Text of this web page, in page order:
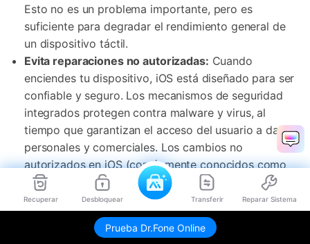
Recuperar Desbloquear Transferir Reparar Sistema
Prueba Dr.Fone Online
Esto no es un problema importante, pero es
suficiente para degradar el rendimiento general de
un dispositivo táctil.
Evita reparaciones no autorizadas: Cuando
enciendes tu dispositivo, iOS está diseñado para ser
confiable y seguro. Los mecanismos de seguridad
integrados protegen contra malware y virus, al
tiempo que garantizan el acceso del usuario a datos
personales y comerciales. Los cambios no
autorizados en iOS (comúnmente conocidos como
"jailbreaking") eluden las protecciones de seguridad
y pueden resultar en varios problemas, como
vulnerabilidades de seguridad, inestabilidad y
disminución de la vida útil de la batería en el iPhone